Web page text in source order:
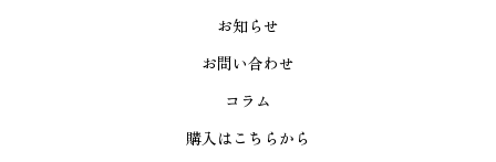
お知らせ
お問い合わせ
コラム
購入はこちらから